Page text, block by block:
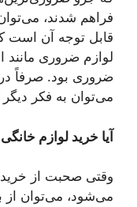
فراهم شدند،
قابل توجه آن است
لوازم ضروری مانند
ضروری بود. صرفاً
می‌توان به فکر دیگر
آیا خرید لوازم
وقتی صحبت از
می‌شود، می‌توان از